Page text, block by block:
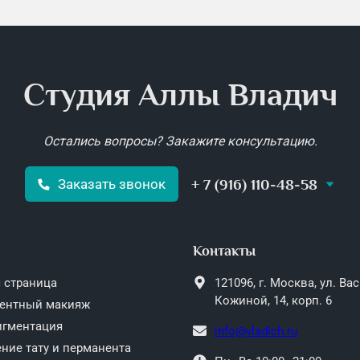
Студия Аллы Владич
Остались вопросы? Закажите консультацию.
Заказать звонок + 7 (916) 110-48-58
страница
макияж
тату и перманента
Контакты
121096, г. Москва, ул.
Кожиной, 14, корп. 6
info@vladich.ru